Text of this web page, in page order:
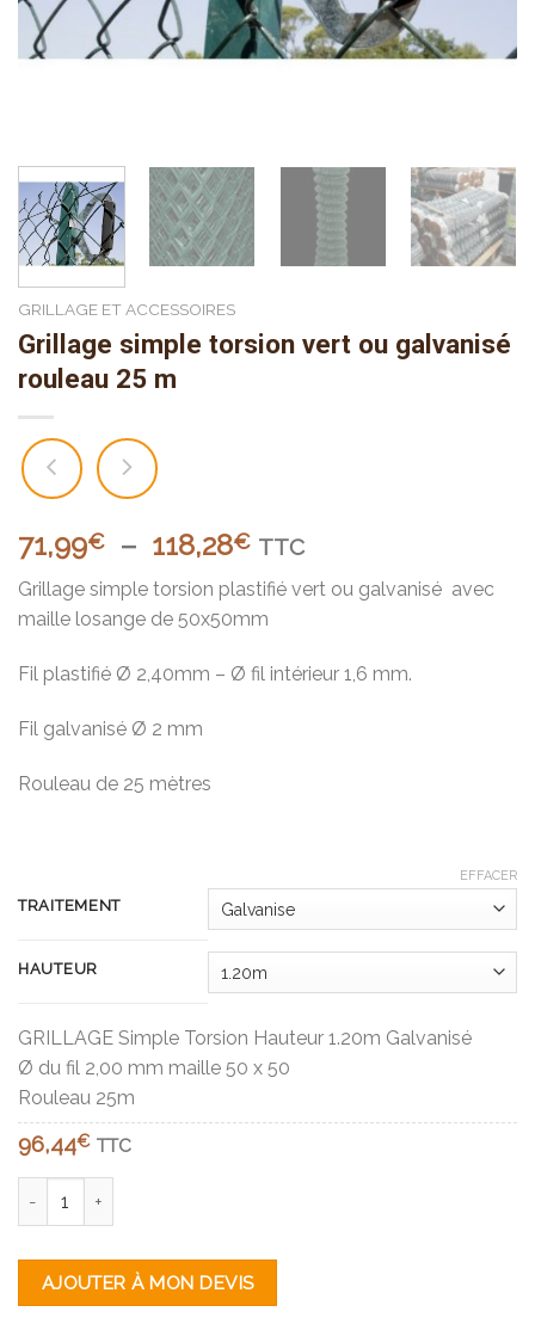
GRILLAGE ET ACCESSOIRES
Grillage simple torsion vert ou galvanisé
rouleau 25 m
71,99€ – 118,28€Plage
de
prix :
71,99€
à
118,28€
TTC
Grillage simple torsion plastifié vert ou galvanisé avec
maille losange de 50x50mm
Fil plastifié Ø 2,40mm – Ø fil intérieur 1,6 mm.
Fil galvanisé Ø 2 mm
Rouleau de 25 mètres
TRAITEMENT
HAUTEUR
EFFACER
GRILLAGE Simple Torsion Hauteur 1.20m Galvanisé
Ø du fil 2,00 mm maille 50 x 50
Rouleau 25m
96,44€ TTC
AJOUTER À MON DEVIS